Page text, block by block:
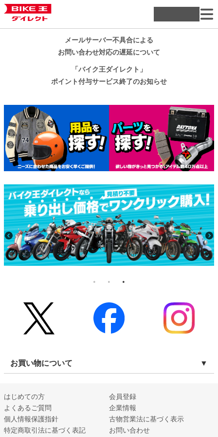
メールサーバー不具合による
お問い合わせ対応の遅延について
「バイク王ダイレクト」
ポイント付与サービス終了のお知らせ
お買い物について
はじめての方
会員登録
よくあるご質問
企業情報
個人情報保護指針
古物営業法に基づく表示
特定商取引法に基づく表記
お問い合わせ